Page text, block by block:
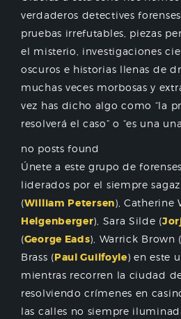
verdaderos detectives
pruebas irrefutables, piezas
el misterio, investigaciones
oscuros e historias llenas de
muchas veces morbosas y
vez has dicho algo como “la
resolverá el caso” o “es una
no posts found
Únete a este grupo de
liderados por el siempre
(William Petersen), Catherine
Helgenberger), Sara Silde (
(George Eads), Warrick Brown
Brass (Paul Guilfoyle) en este
mientras recorren la ciudad
resolviendo crímenes en
las calles no siempre